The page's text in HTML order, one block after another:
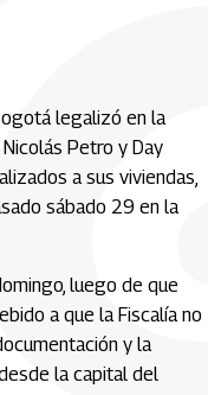
legalizó en la
Petro y Day
a sus viviendas,
sábado 29 en la
luego de que
a que la Fiscalía no
y la
la capital del